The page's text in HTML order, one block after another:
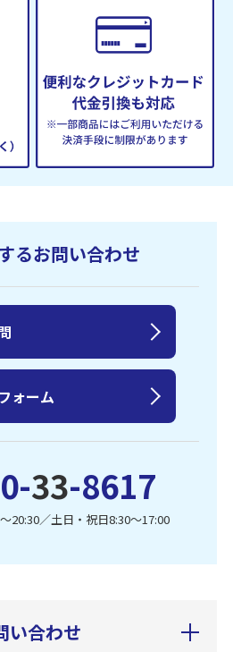
るお問い合わせ
33-8617
20:30／土日・祝日8:30〜17:00
ォーム
い合わせ